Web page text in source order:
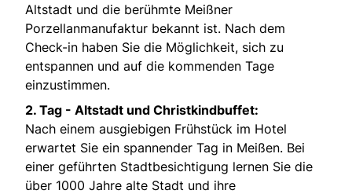
Altstadt und die berühmte Meißner
Porzellanmanufaktur bekannt ist. Nach dem
Check-in haben Sie die Möglichkeit, sich zu
entspannen und auf die kommenden Tage
einzustimmen.
2. Tag - Altstadt und Christkindbuffet:
Nach einem ausgiebigen Frühstück im Hotel
erwartet Sie ein spannender Tag in Meißen. Bei
einer geführten Stadtbesichtigung lernen Sie die
über 1000 Jahre alte Stadt und ihre